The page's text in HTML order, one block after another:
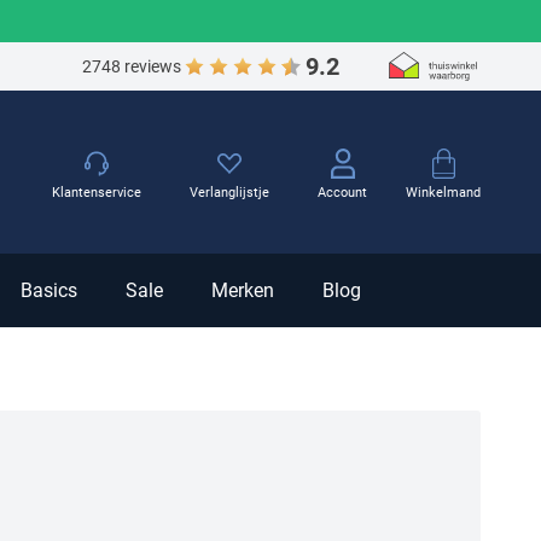
2748 reviews 9.2
Winkelmand
Basics Sale Merken Blog
Klantenservice Verlanglijstje Account